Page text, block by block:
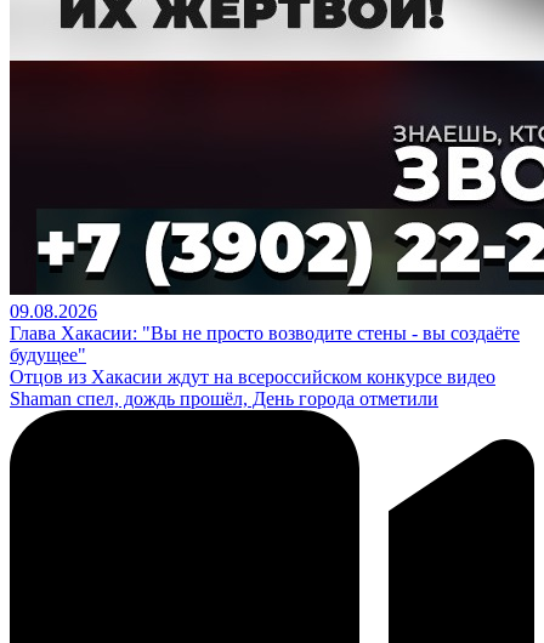
09.08.2026
Глава Хакасии: "Вы не просто возводите стены - вы создаёте
будущее"
Отцов из Хакасии ждут на всероссийском конкурсе видео
Shaman спел, дождь прошёл, День города отметили